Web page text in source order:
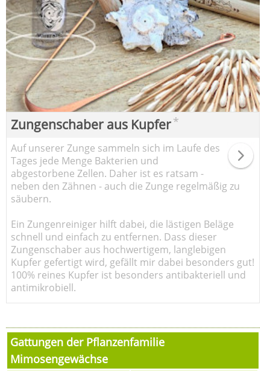
Zungenschaber aus Kupfer*
Auf unserer Zunge sammeln sich im Laufe des
Tages jede Menge Bakterien und
abgestorbene Zellen. Daher ist es ratsam -
neben den Zähnen - auch die Zunge regelmäßig zu
säubern.
Ein Zungenreiniger hilft dabei, die lästigen Beläge
schnell und einfach zu entfernen. Dass dieser
Zungenschaber aus hochwertigem, langlebigen
Kupfer gefertigt wird, gefällt mir dabei besonders gut!
100% reines Kupfer ist besonders antibakteriell und
antimikrobiell.
Gattungen der Pflanzenfamilie
Mimosengewächse